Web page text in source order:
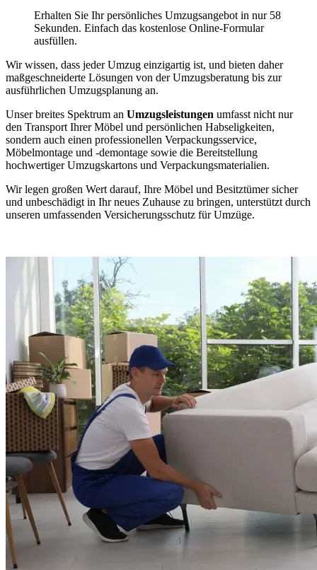
Erhalten Sie Ihr persönliches Umzugsangebot in nur 58
Sekunden. Einfach das kostenlose Online-Formular
ausfüllen.
Wir wissen, dass jeder Umzug einzigartig ist, und bieten daher
maßgeschneiderte Lösungen von der Umzugsberatung bis zur
ausführlichen Umzugsplanung an.
Unser breites Spektrum an Umzugsleistungen umfasst nicht nur
den Transport Ihrer Möbel und persönlichen Habseligkeiten,
sondern auch einen professionellen Verpackungsservice,
Möbelmontage und -demontage sowie die Bereitstellung
hochwertiger Umzugskartons und Verpackungsmaterialien.
Wir legen großen Wert darauf, Ihre Möbel und Besitztümer sicher
und unbeschädigt in Ihr neues Zuhause zu bringen, unterstützt durch
unseren umfassenden Versicherungsschutz für Umzüge.